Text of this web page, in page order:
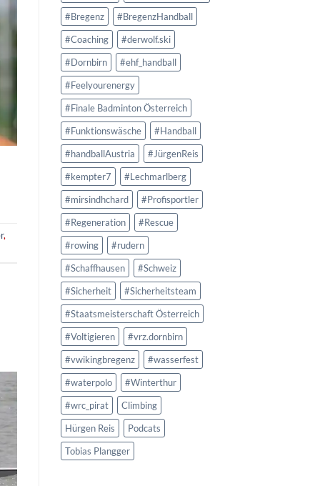
,
#Bregenz
#BregenzHandball
#Coaching
#derwolf.ski
#Dornbirn
#ehf_handball
#Feelyourenergy
#Finale Badminton Österreich
#Funktionswäsche
#Handball
#handballAustria
#JürgenReis
#kempter7
#Lechmarlberg
#mirsindhchard
#Profisportler
#Regeneration
#Rescue
#rowing
#rudern
#Schaffhausen
#Schweiz
#Sicherheit
#Sicherheitsteam
#Staatsmeisterschaft Österreich
#Voltigieren
#vrz.dornbirn
#vwikingbregenz
#wasserfest
#waterpolo
#Winterthur
#wrc_pirat
Climbing
Hürgen Reis
Podcats
Tobias Plangger